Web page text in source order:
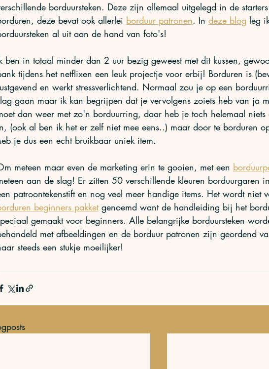
borduursteken. Deze zijn allemaal uitgelegd in de
deze bevat ook allerlei borduur patronen. In deze blog leg
al uit aan de hand van foto's!
ben in totaal minder dan 2 uur bezig geweest met dit kussen,
tijdens het netflixen een leuk projectje voor erbij! Borduren is
en werkt stressverlichtend. Normaal zou je op een
gaan maar ik kan begrijpen dat je vervolgens zoiets heb van ja
dan weer met zo'n borduurring, daar heb je toch helemaal
(ook al ben ik het er zelf niet mee eens..) maar door te borduren
je dus een echt bruikbaar uniek item.
meteen maar even de marketing erin te gooien, met een
aan de slag! Er zitten 50 verschillende kleuren borduurgaren
patroontekenstift en nog veel meer handige items. Het wordt niet
beginners pakket genoemd want de handleiding bij het
gemaakt voor beginners. Alle belangrijke borduursteken
met afbeeldingen en de borduur patronen zijn geordend
steeds een stukje moeilijker!